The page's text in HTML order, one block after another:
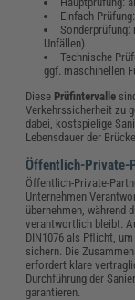
Einfach
Sonderprüfung:
Unfällen)
Technische
ggf. maschinellen
Diese Prüfintervalle
Verkehrssicherheit zu
dabei, kostspielige
Lebensdauer der
Öffentlich-Private-
Öffentlich-Private-
Unternehmen
übernehmen, während
verantwortlich bleibt.
DIN1076 als Pflicht,
sichern. Die
erfordert klare
Durchführung der
garantieren.